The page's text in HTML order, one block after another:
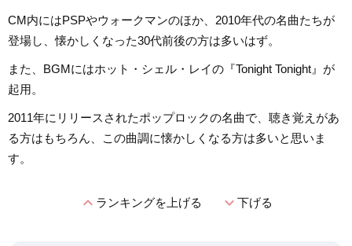
CM内にはPSPやウォークマンのほか、2010年代の名曲たちが
登場し、懐かしくなった30代前後の方は多いはず。
また、BGMにはホット・シェル・レイの『Tonight Tonight』が
起用。
2011年にリリースされたポップロックの名曲で、聴き覚えがあ
る方はもちろん、この曲調に懐かしくなる方は多いと思いま
す。
expand_lessランキングを上げる expand_more下げる